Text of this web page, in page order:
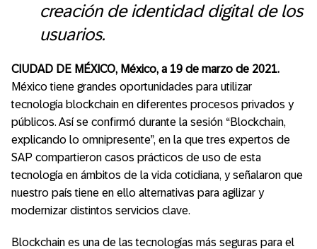
creación de identidad digital de los
usuarios.
CIUDAD DE MÉXICO, México, a 19 de marzo de 2021.
México tiene grandes oportunidades para utilizar
tecnología blockchain en diferentes procesos privados y
públicos. Así se confirmó durante la sesión “Blockchain,
explicando lo omnipresente”, en la que tres expertos de
SAP compartieron casos prácticos de uso de esta
tecnología en ámbitos de la vida cotidiana, y señalaron que
nuestro país tiene en ello alternativas para agilizar y
modernizar distintos servicios clave.
Blockchain es una de las tecnologías más seguras para el